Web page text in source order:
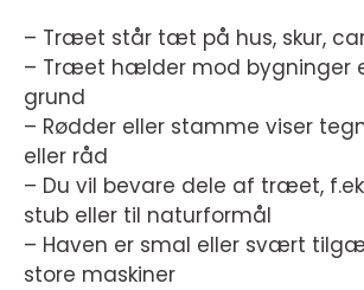
– Træet står tæt på hus, skur,
– Træet hælder mod bygninger
grund
– Rødder eller stamme viser
eller råd
– Du vil bevare dele af træet,
stub eller til naturformål
– Haven er smal eller svært
store maskiner